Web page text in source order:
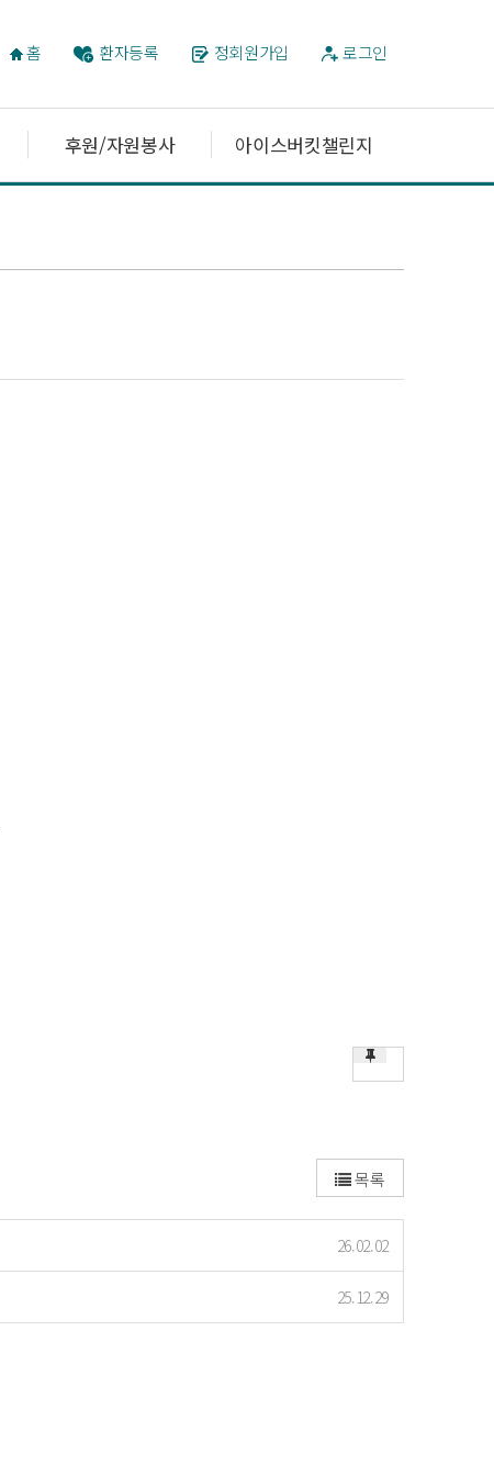
홈 환자등록 정회원가입 로그인
후원/자원봉사 아이스버킷챌린지
목록
26.02.02
25.12.29